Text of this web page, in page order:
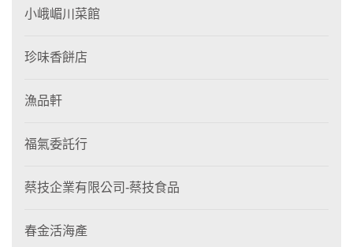
小峨嵋川菜館
珍味香餅店
漁品軒
福氣委託行
蔡技企業有限公司-蔡技食品
春金活海產